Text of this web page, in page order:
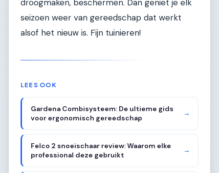
droogmaken, beschermen. Dan geniet je elk
seizoen weer van gereedschap dat werkt
alsof het nieuw is. Fijn tuinieren!
LEES OOK
Gardena Combisysteem: De ultieme gids
voor ergonomisch gereedschap
→
Felco 2 snoeischaar review: Waarom elke
professional deze gebruikt
→